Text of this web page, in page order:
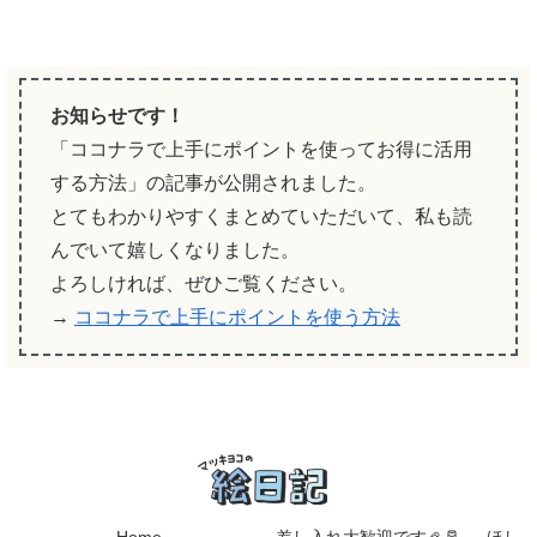
お知らせです！
「ココナラで上手にポイントを使ってお得に活用
する方法」の記事が公開されました。
とてもわかりやすくまとめていただいて、私も読
んでいて嬉しくなりました。
よろしければ、ぜひご覧ください。
→ ココナラで上手にポイントを使う方法